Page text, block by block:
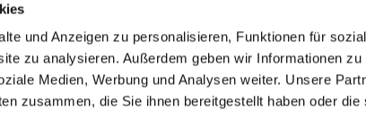
und Anzeigen zu personalisieren, Funktionen für
zu analysieren. Außerdem geben wir Informationen
Medien, Werbung und Analysen weiter. Unsere
zusammen, die Sie ihnen bereitgestellt haben oder
bedürfen einer ausführlichen, fachlichen Beratung und
Anpassung, verbunden mit mehreren Messungen und
Sie sicherlich die passende Linse. Vom einfachen
über torische Contactlinsen zum Ausgleich
bis zur Multifocallinse bei Alterssichtigkeit.